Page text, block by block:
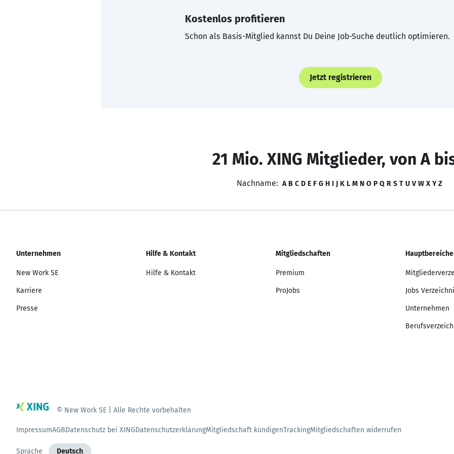
Kostenlos profitieren
Schon als Basis-Mitglied kannst Du Deine Job-Suche deutlich optimieren.
Jetzt registrieren
21 Mio. XING Mitglieder, von A
Nachname: A B C D E F G H I J K L M N O P Q R S T U V W X Y Z
Unternehmen
New Work SE
Karriere
Presse
Hilfe & Kontakt
Hilfe & Kontakt
Mitgliedschaften
Premium
ProJobs
Hauptbereiche
Jobs
Unternehmen
© New Work SE | Alle Rechte vorbehalten
ImpressumAGBDatenschutz bei XINGDatenschutzerklärungMitgliedschaft kündigenTrackingMitgliedschaften widerrufen
Sprache Deutsch